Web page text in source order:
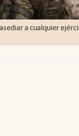
a cualquier